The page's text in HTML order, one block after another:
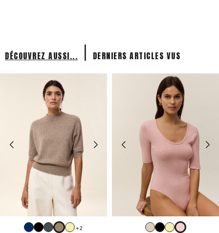
DÉCOUVREZ AUSSI... | DERNIERS ARTICLES VUS
NavyNoirGrisTaupe
Jaune
+2
BeigeNoirJauneRose